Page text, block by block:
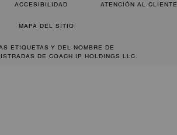
ACCESIBILIDAD ATENCIÓN AL CLIENTE
MAPA DEL SITIO
ETIQUETAS Y DEL NOMBRE DE
DE COACH IP HOLDINGS LLC.